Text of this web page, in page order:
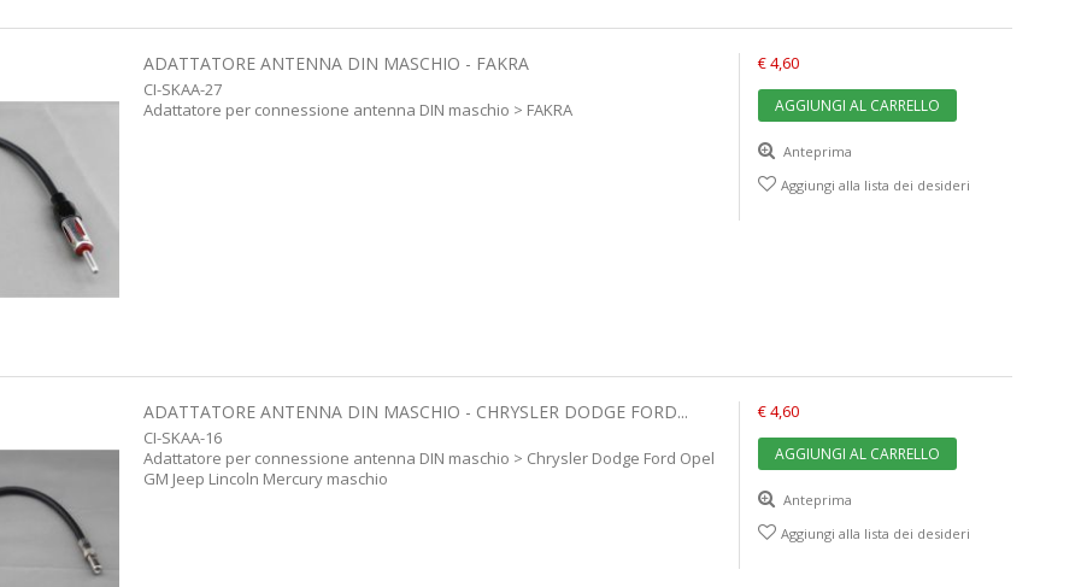
ADATTATORE ANTENNA DIN MASCHIO - FAKRA
CI-SKAA-27
Adattatore per connessione antenna DIN maschio > FAKRA
€ 4,60
AGGIUNGI AL CARRELLO
Anteprima
Aggiungi alla lista dei desideri
ADATTATORE ANTENNA DIN MASCHIO - CHRYSLER DODGE FORD...
CI-SKAA-16
Adattatore per connessione antenna DIN maschio > Chrysler Dodge Ford Opel
GM Jeep Lincoln Mercury maschio
€ 4,60
AGGIUNGI AL CARRELLO
Anteprima
Aggiungi alla lista dei desideri